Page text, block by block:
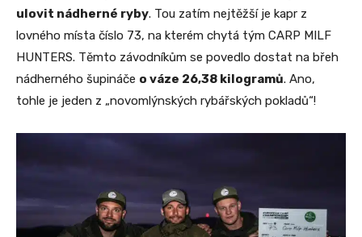
ulovit nádherné ryby. Tou zatím nejtěžší je kapr z
lovného místa číslo 73, na kterém chytá tým CARP MILF
HUNTERS. Těmto závodníkům se povedlo dostat na břeh
nádherného šupináče o váze 26,38 kilogramů. Ano,
tohle je jeden z „novomlýnských rybářských pokladů“!